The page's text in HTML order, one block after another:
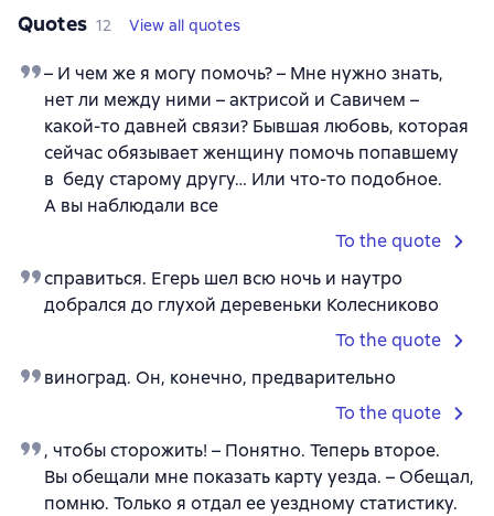
Quotes 12 View all quotes
– И чем же я могу помочь? – Мне нужно знать,
нет ли между ними – актрисой и Савичем –
какой-то давней связи? Бывшая любовь, которая
сейчас обязывает женщину помочь попавшему
в беду старому другу… Или что-то подобное.
А вы наблюдали все
To the quote
справиться. Егерь шел всю ночь и наутро
добрался до глухой деревеньки Колесниково
To the quote
виноград. Он, конечно, предварительно
To the quote
, чтобы сторожить! – Понятно. Теперь второе.
Вы обещали мне показать карту уезда. – Обещал,
помню. Только я отдал ее уездному статистику.